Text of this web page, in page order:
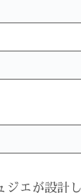
ジエが設計